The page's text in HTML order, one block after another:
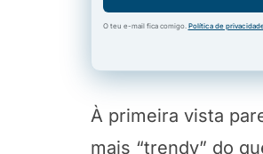
O teu e-mail fica comigo. Política de
À primeira vista
mais “trendy” do